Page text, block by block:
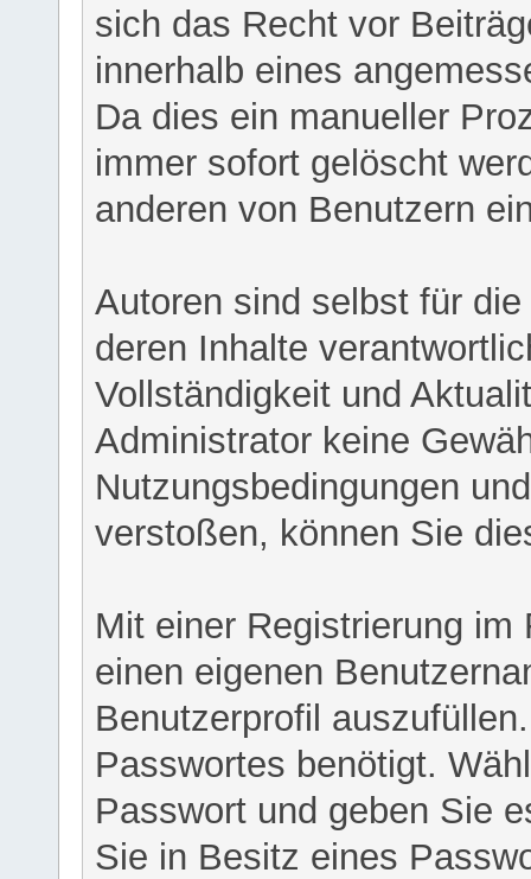
sich das Recht vor
innerhalb eines
Da dies ein manueller
immer sofort gelöscht
anderen von Benutzern
Autoren sind selbst für
deren Inhalte
Vollständigkeit und
Administrator keine
Nutzungsbedingungen
verstoßen, können Sie
Mit einer Registrierung
einen eigenen
Benutzerprofil
Passwortes benötigt.
Passwort und geben Sie
Sie in Besitz eines